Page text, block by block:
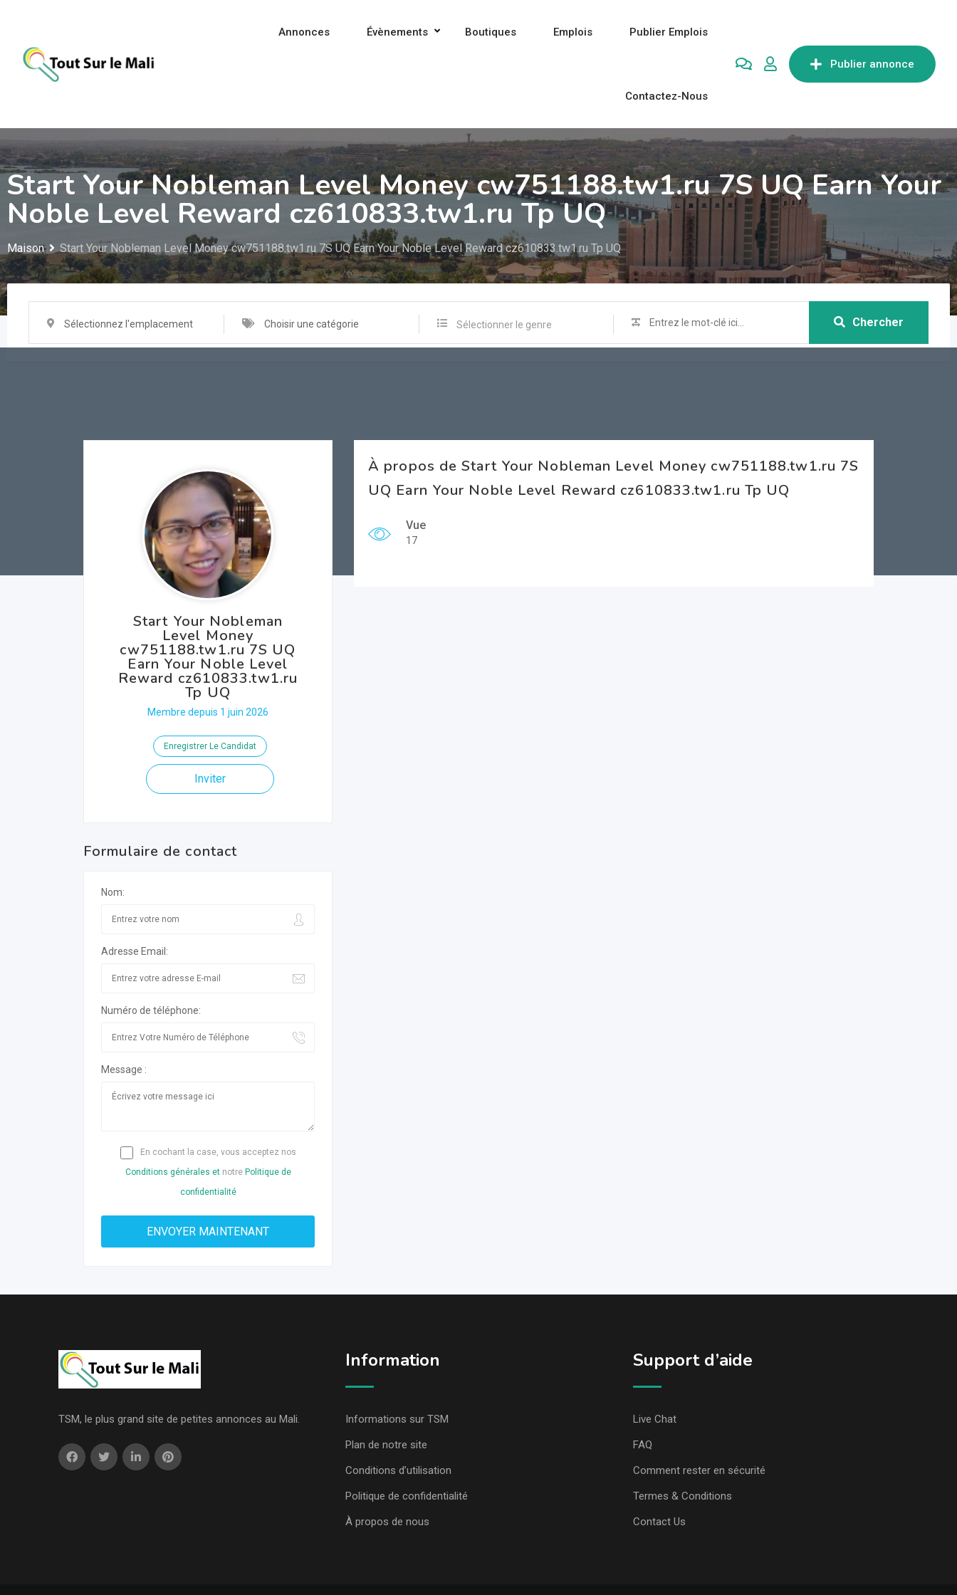
contenu
Publier annonce
Annonces Évènements Boutiques Emplois Publier Emplois
Contactez-Nous
Start Your Nobleman Level Money cw751188.tw1.ru 7S UQ Earn Your
Noble Level Reward cz610833.tw1.ru Tp UQ
Maison Start Your Nobleman Level Money cw751188.tw1.ru 7S UQ Earn Your Noble Level Reward cz610833.tw1.ru Tp UQ
Sélectionnez l'emplacement Choisir une catégorie Sélectionner le genre Chercher
Start Your Nobleman
Level Money
cw751188.tw1.ru 7S UQ
Earn Your Noble Level
Reward cz610833.tw1.ru
Tp UQ
Membre depuis 1 juin 2026
Enregistrer Le Candidat
Inviter
Formulaire de contact
Nom:
Adresse Email:
Numéro de téléphone:
Message :
En cochant la case, vous acceptez nos
Conditions générales etnotre Politique de
confidentialité
À propos de Start Your Nobleman Level Money cw751188.tw1.ru 7S
UQ Earn Your Noble Level Reward cz610833.tw1.ru Tp UQ
Vue
17
TSM, le plus grand site de petites annonces au Mali.
Information
Informations sur TSM
Plan de notre site
Conditions d’utilisation
Politique de confidentialité
À propos de nous
Support d’aide
Live Chat
FAQ
Comment rester en sécurité
Termes & Conditions
Contact Us